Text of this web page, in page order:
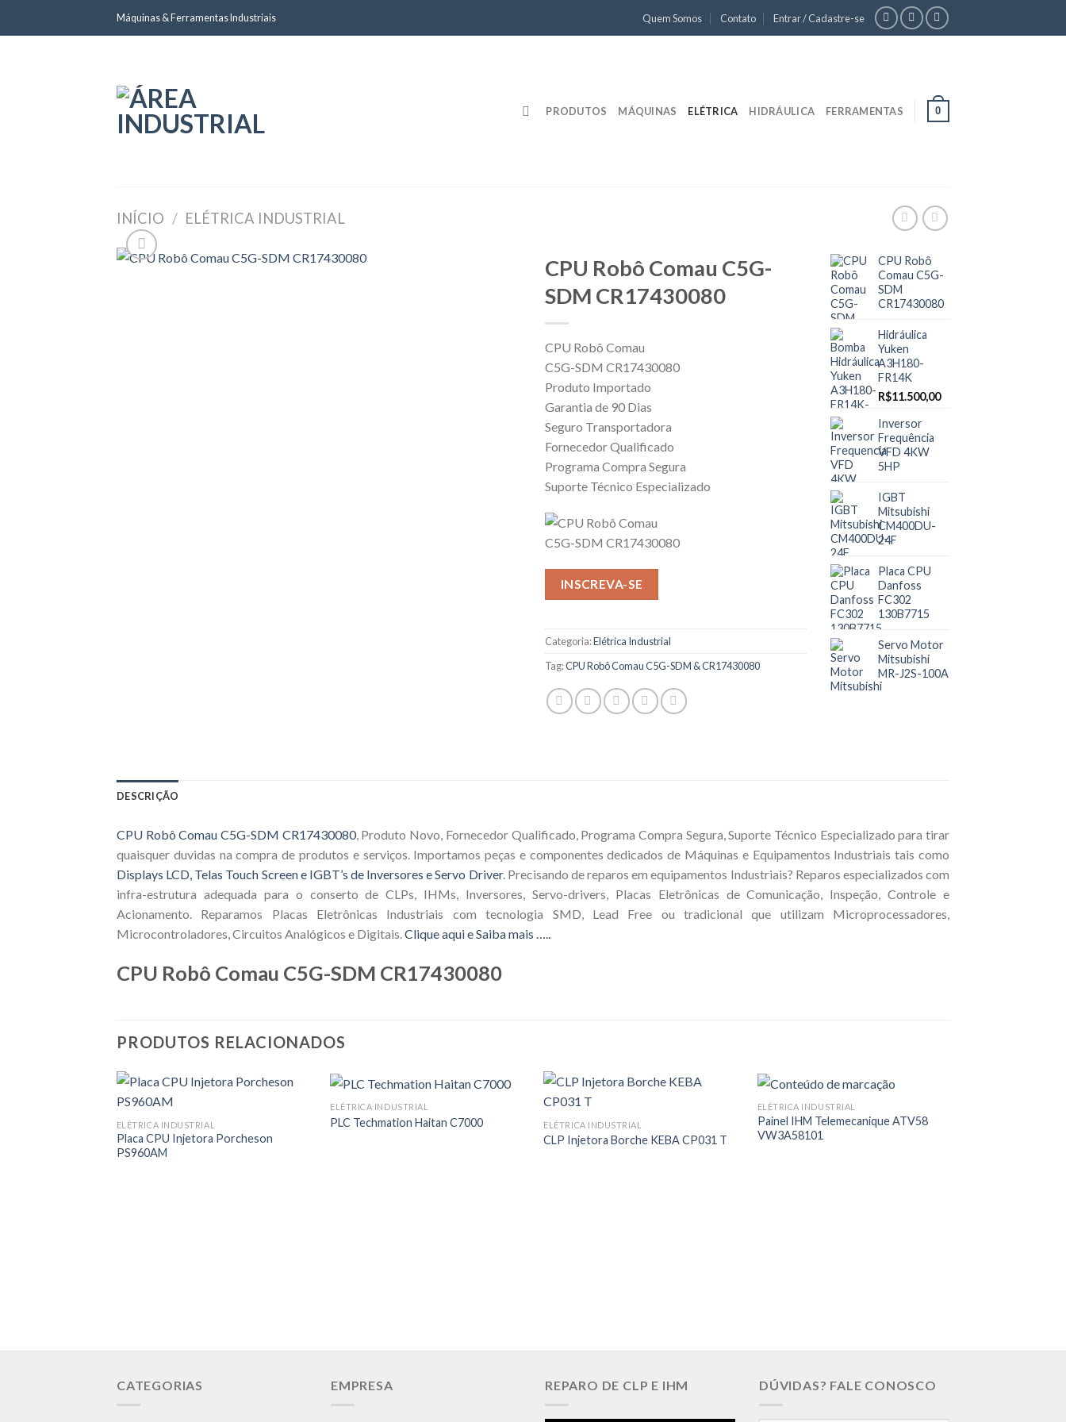
Máquinas & Ferramentas Industriais Quem Somos Contato Entrar / Cadastre-se
PRODUTOS MÁQUINAS ELÉTRICA HIDRÁULICA FERRAMENTAS 0
INÍCIO / ELÉTRICA INDUSTRIAL
CPU Robô Comau C5G-
SDM CR17430080
CPU Robô Comau
C5G-SDM CR17430080
Produto Importado
Garantia de 90 Dias
Seguro Transportadora
Fornecedor Qualificado
Programa Compra Segura
Suporte Técnico Especializado
INSCREVA-SE
Categoria:Elétrica Industrial
Tag:CPU Robô Comau C5G-SDM & CR17430080
CPU Robô
Comau C5G-
SDM
CR17430080
Hidráulica
Yuken
A3H180-
FR14K
R$11.500,00
Inversor
Frequência
VFD 4KW
5HP
IGBT
Mitsubishi
CM400DU-
24F
Placa CPU
Danfoss
FC302
130B7715
Servo Motor
Mitsubishi
MR-J2S-100A
DESCRIÇÃO
CPU Robô Comau C5G-SDM CR17430080, Produto Novo, Fornecedor Qualificado, Programa Compra Segura, Suporte Técnico Especializado para tirar
quaisquer duvidas na compra de produtos e serviços. Importamos peças e componentes dedicados de Máquinas e Equipamentos Industriais tais como
Displays LCD, Telas Touch Screen e IGBT’s de Inversores e Servo Driver. Precisando de reparos em equipamentos Industriais? Reparos especializados com
infra-estrutura adequada para o conserto de CLPs, IHMs, Inversores, Servo-drivers, Placas Eletrônicas de Comunicação, Inspeção, Controle e
Acionamento. Reparamos Placas Eletrônicas Industriais com tecnologia SMD, Lead Free ou tradicional que utilizam Microprocessadores,
Microcontroladores, Circuitos Analógicos e Digitais.Clique aqui e Saiba mais …..
CPU Robô Comau C5G-SDM CR17430080
PRODUTOS RELACIONADOS
ELÉTRICA INDUSTRIAL
Placa CPU Injetora Porcheson
PS960AM
ELÉTRICA INDUSTRIAL
PLC Techmation Haitan C7000 ELÉTRICA INDUSTRIAL
CLP Injetora Borche KEBA CP031 T
ELÉTRICA INDUSTRIAL
Painel IHM Telemecanique ATV58
VW3A58101
CATEGORIAS EMPRESA REPARO DE CLP E IHM DÚVIDAS? FALE CONOSCO